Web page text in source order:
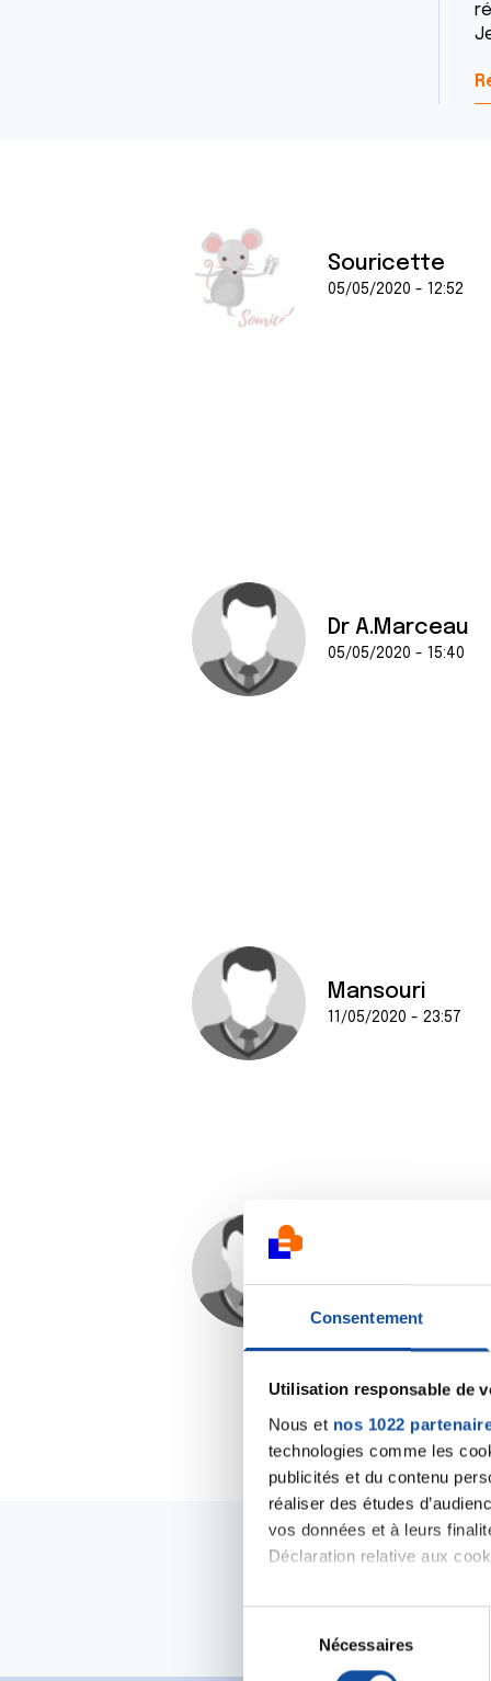
Consentement
Utilisation responsable de
Nous et nos 1022
technologies comme les
publicités et du contenu
réaliser des études
vos données et à leurs
Déclaration relative aux
Si vous le permettez, nous
Collecter des
Nécessaires
Souricette
05/05/2020 - 12:52
Dr A.Marceau
05/05/2020 - 15:40
Mansouri
11/05/2020 - 23:57
21/02/2025 - 00:22